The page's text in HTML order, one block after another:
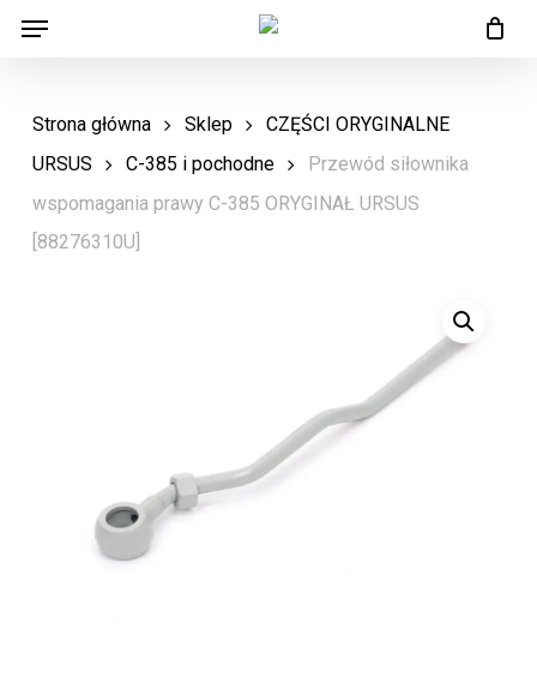
Skip
content
Menu
Strona główna Sklep
CZĘŚCI ORYGINALNE
URSUS
C-385 i pochodne
Przewód siłownika
wspomagania prawy C-385 ORYGINAŁ URSUS
[88276310U]
Menu